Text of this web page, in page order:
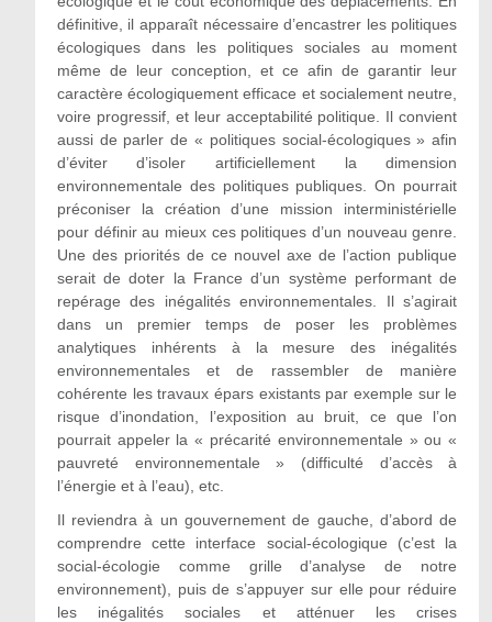
définitive, il apparaît nécessaire d’encastrer les politiques
écologiques dans les politiques sociales au moment
même de leur conception, et ce afin de garantir leur
caractère écologiquement efficace et socialement neutre,
voire progressif, et leur acceptabilité politique. Il convient
aussi de parler de « politiques social-écologiques » afin
d’éviter d’isoler artificiellement la dimension
environnementale des politiques publiques. On pourrait
préconiser la création d’une mission interministérielle
pour définir au mieux ces politiques d’un nouveau genre.
Une des priorités de ce nouvel axe de l’action publique
serait de doter la France d’un système performant de
repérage des inégalités environnementales. Il s’agirait
dans un premier temps de poser les problèmes
analytiques inhérents à la mesure des inégalités
environnementales et de rassembler de manière
cohérente les travaux épars existants par exemple sur le
risque d’inondation, l’exposition au bruit, ce que l’on
pourrait appeler la « précarité environnementale » ou «
pauvreté environnementale » (difficulté d’accès à
l’énergie et à l’eau), etc.
Il reviendra à un gouvernement de gauche, d’abord de
comprendre cette interface social-écologique (c’est la
social-écologie comme grille d’analyse de notre
environnement), puis de s’appuyer sur elle pour réduire
les inégalités sociales et atténuer les crises